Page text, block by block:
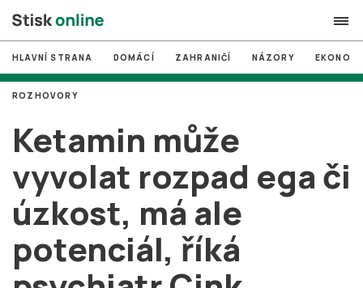
search
# MUNI
# Brno
# volby
login PŘIHLÁSIT SE
Zapomněli jste heslo?
Založit nový účet
HLAVNÍ STRANA DOMÁCÍ ZAHRANIČÍ NÁZORY
Ketamin může
vyvolat rozpad ega či
úzkost, má ale
potenciál, říká
ROZHOVORY